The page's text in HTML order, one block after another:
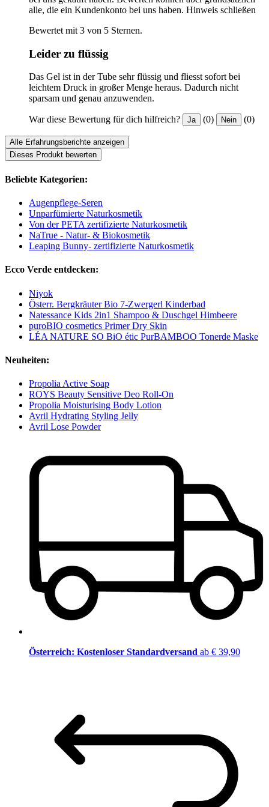
alle, die ein Kundenkonto bei uns haben. Hinweis schließen
Bewertet mit 3 von 5 Sternen.
Leider zu flüssig
Das Gel ist in der Tube sehr flüssig und fliesst sofort bei
leichtem Druck in großer Menge heraus. Dadurch nicht
sparsam und genau anzuwenden.
War diese Bewertung für dich hilfreich? Ja (0) Nein (0)
Alle Erfahrungsberichte anzeigen
Dieses Produkt bewerten
Beliebte Kategorien:
Augenpflege-Seren
Unparfümierte Naturkosmetik
Von der PETA zertifizierte Naturkosmetik
NaTrue - Natur- & Biokosmetik
Leaping Bunny- zertifizierte Naturkosmetik
Ecco Verde entdecken:
Niyok
Österr. Bergkräuter Bio 7-Zwergerl Kinderbad
Natessance Kids 2in1 Shampoo & Duschgel Himbeere
puroBIO cosmetics Primer Dry Skin
LÉA NATURE SO BiO étic PurBAMBOO Tonerde Maske
Neuheiten:
Propolia Active Soap
ROYS Beauty Sensitive Deo Roll-On
Propolia Moisturising Body Lotion
Avril Hydrating Styling Jelly
Avril Lose Powder
Österreich: Kostenloser Standardversand ab € 39,90